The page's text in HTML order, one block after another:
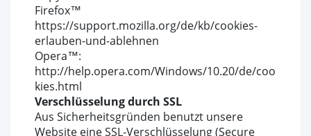
Firefox™
https://support.mozilla.org/de/kb/cookies-
erlauben-und-ablehnen
Opera™:
http://help.opera.com/Windows/10.20/de/coo
kies.html
Verschlüsselung durch SSL
Aus Sicherheitsgründen benutzt unsere
Website eine SSL-Verschlüsselung (Secure